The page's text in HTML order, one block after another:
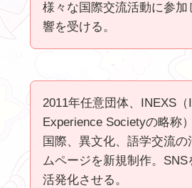
様々な国際交流活動に参加
響を受ける。
2011年任意団体、INEXS
Experience Societyの略
国際、異文化、語学交流
ムページを新規制作。SNS
活発化させる。